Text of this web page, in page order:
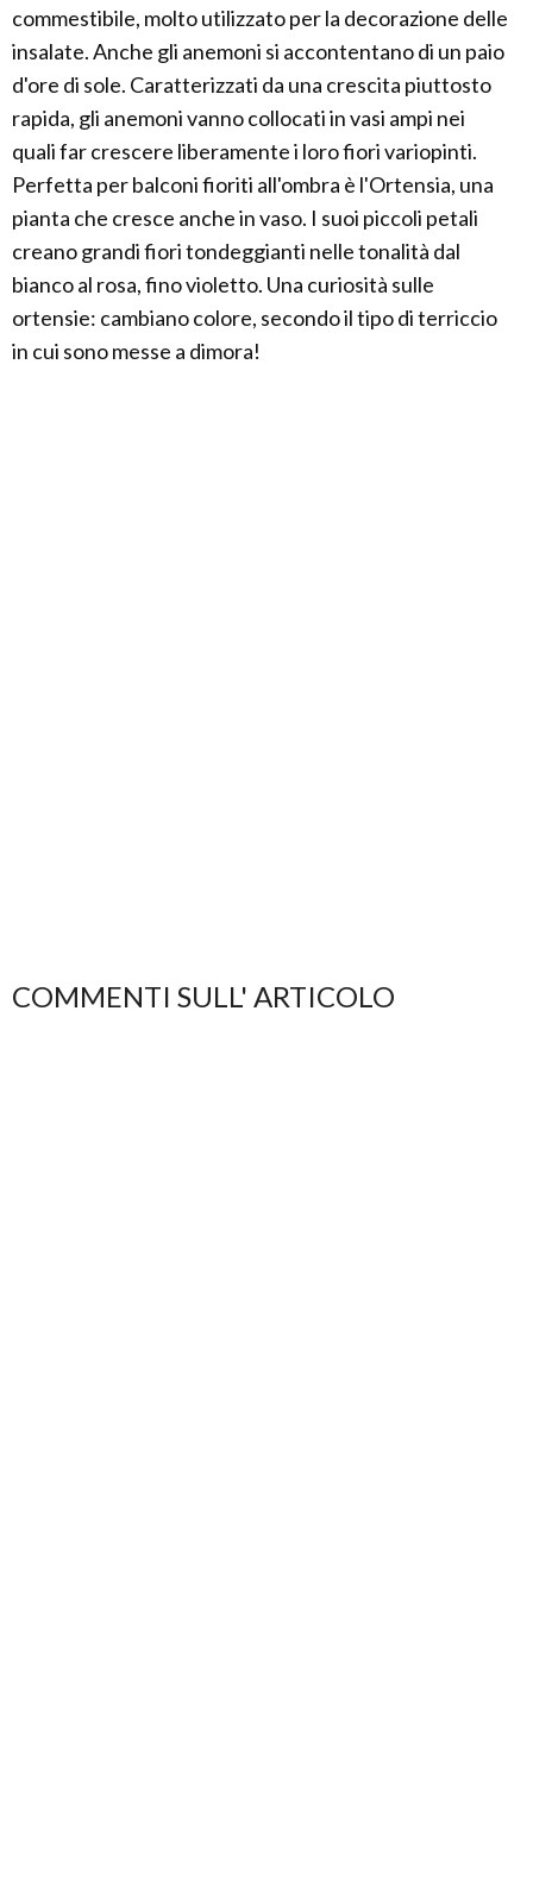
commestibile, molto utilizzato per la decorazione delle
insalate. Anche gli anemoni si accontentano di un paio
d'ore di sole. Caratterizzati da una crescita piuttosto
rapida, gli anemoni vanno collocati in vasi ampi nei
quali far crescere liberamente i loro fiori variopinti.
Perfetta per balconi fioriti all'ombra è l'Ortensia, una
pianta che cresce anche in vaso. I suoi piccoli petali
creano grandi fiori tondeggianti nelle tonalità dal
bianco al rosa, fino violetto. Una curiosità sulle
ortensie: cambiano colore, secondo il tipo di terriccio
in cui sono messe a dimora!
COMMENTI SULL' ARTICOLO